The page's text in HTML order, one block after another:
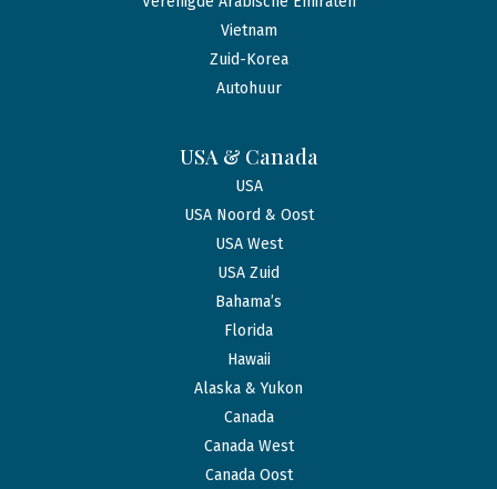
Vietnam
Zuid-Korea
Autohuur
USA & Canada
USA
USA Noord & Oost
USA West
USA Zuid
Bahama’s
Florida
Hawaii
Alaska & Yukon
Canada
Canada West
Canada Oost